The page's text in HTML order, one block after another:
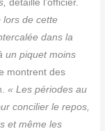
détaille l’officier.
lors de cette
dans la
un piquet moins
montrent des
« Les périodes au
conci­lier le repos,
et même les